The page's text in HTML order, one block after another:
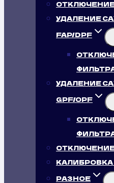
УДАЛЕНИЕ
FAP/DPF
УДАЛЕНИЕ
GPF/OPF
ФИЛЬТРА
РАЗНОЕ